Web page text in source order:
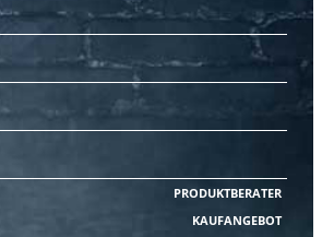
PRODUKTBERATER
KAUFANGEBOT